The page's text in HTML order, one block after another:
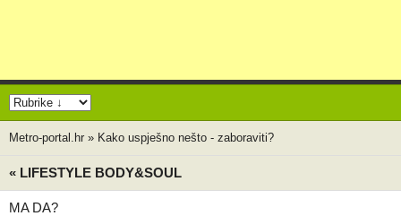
Metro-portal.hr » Kako uspješno nešto - zaboraviti?
« LIFESTYLE BODY&SOUL
MA DA?